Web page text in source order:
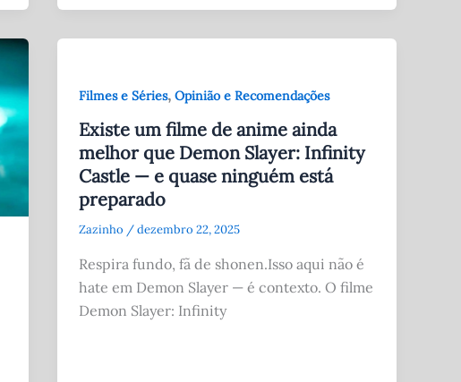
Filmes e Séries,Opinião e Recomendações
Existe um filme de anime ainda
melhor que Demon Slayer: Infinity
Castle — e quase ninguém está
preparado
Zazinho /dezembro 22, 2025
Respira fundo, fã de shonen.Isso aqui não é
hate em Demon Slayer — é contexto. O filme
Demon Slayer: Infinity